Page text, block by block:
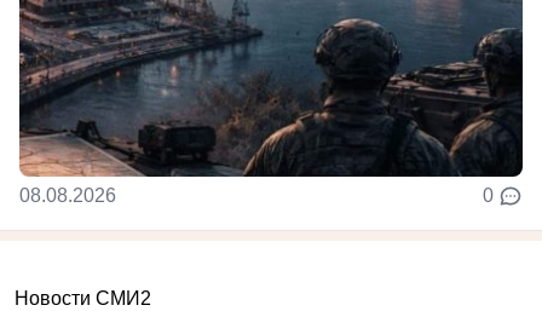
08.08.2026 0
Новости СМИ2